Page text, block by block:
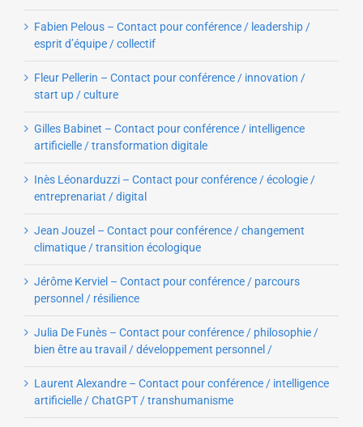
Fabien Pelous – Contact pour conférence / leadership /
esprit d’équipe / collectif
Fleur Pellerin – Contact pour conférence / innovation /
start up / culture
Gilles Babinet – Contact pour conférence / intelligence
artificielle / transformation digitale
Inès Léonarduzzi – Contact pour conférence / écologie /
entreprenariat / digital
Jean Jouzel – Contact pour conférence / changement
climatique / transition écologique
Jérôme Kerviel – Contact pour conférence / parcours
personnel / résilience
Julia De Funès – Contact pour conférence / philosophie /
bien être au travail / développement personnel /
Laurent Alexandre – Contact pour conférence / intelligence
artificielle / ChatGPT / transhumanisme